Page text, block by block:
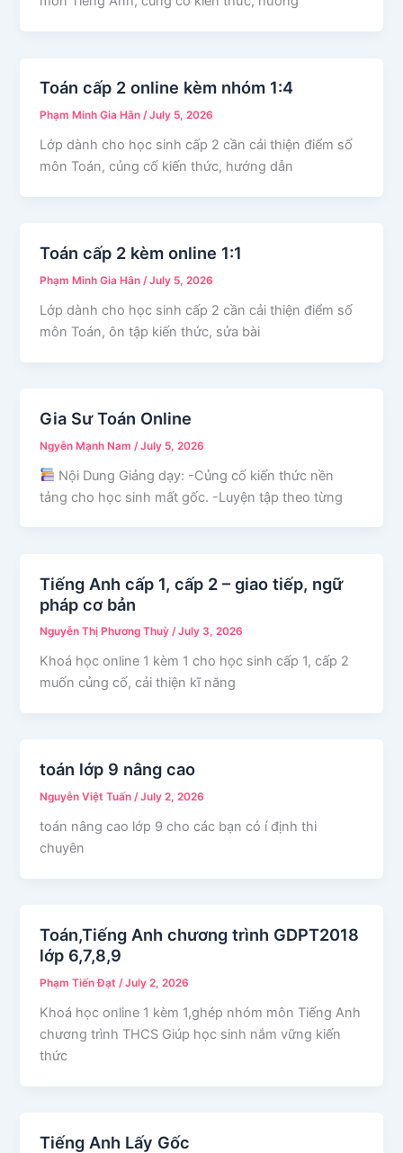
Toán cấp 2 online kèm nhóm 1:4
Phạm Minh Gia Hân/July 5, 2026
Lớp dành cho học sinh cấp 2 cần cải thiện điểm số
môn Toán, củng cố kiến thức, hướng dẫn
Toán cấp 2 kèm online 1:1
Phạm Minh Gia Hân/July 5, 2026
Lớp dành cho học sinh cấp 2 cần cải thiện điểm số
môn Toán, ôn tập kiến thức, sửa bài
Gia Sư Toán Online
Ngyễn Mạnh Nam /July 5, 2026
Nội Dung Giảng dạy: -Củng cố kiến thức nền
tảng cho học sinh mất gốc. -Luyện tập theo từng
Tiếng Anh cấp 1, cấp 2 – giao tiếp, ngữ
pháp cơ bản
Nguyễn Thị Phương Thuỳ/July 3, 2026
Khoá học online 1 kèm 1 cho học sinh cấp 1, cấp 2
muốn củng cố, cải thiện kĩ năng
toán lớp 9 nâng cao
Nguyễn Việt Tuấn/July 2, 2026
toán nâng cao lớp 9 cho các bạn có í định thi
chuyên
Toán,Tiếng Anh chương trình GDPT2018
lớp 6,7,8,9
Phạm Tiến Đạt/July 2, 2026
Khoá học online 1 kèm 1,ghép nhóm môn Tiếng Anh
chương trình THCS Giúp học sinh nắm vững kiến
thức
Tiếng Anh Lấy Gốc